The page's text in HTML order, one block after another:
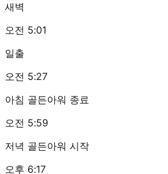
새벽
오전 5:01
일출
오전 5:27
아침 골든아워 종료
오전 5:59
저녁 골든아워 시작
오후 6:17